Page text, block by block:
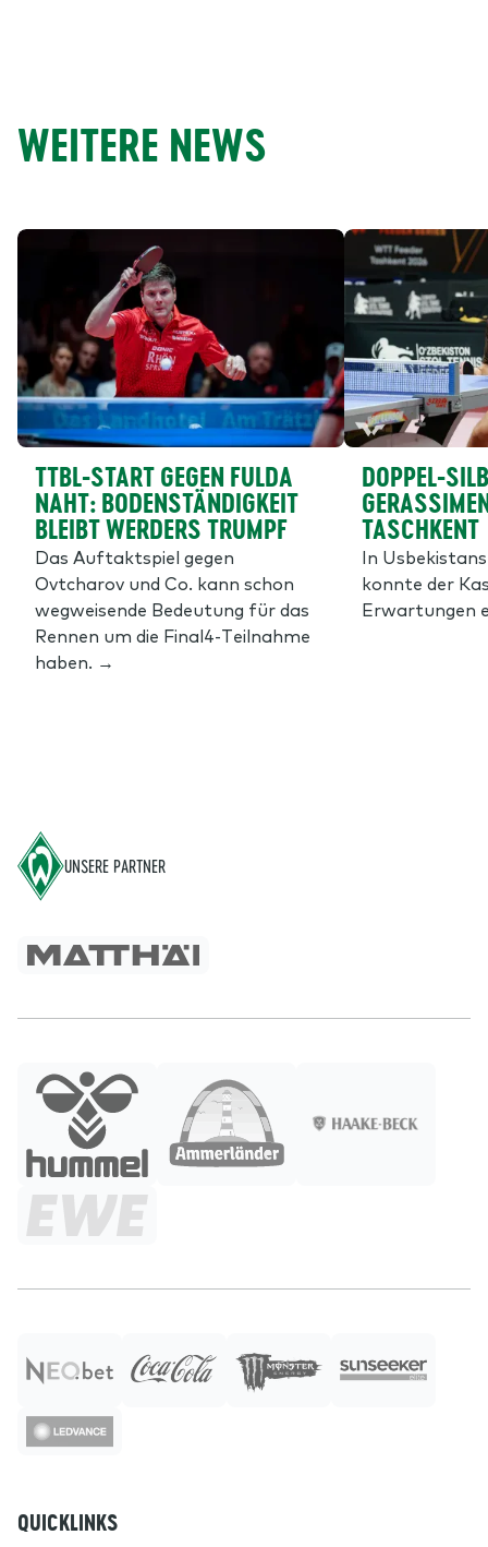
WEITERE NEWS
TTBL-START GEGEN FULDA
NAHT: BODENSTÄNDIGKEIT
BLEIBT WERDERS TRUMPF
Das Auftaktspiel gegen
Ovtcharov und Co. kann schon
wegweisende Bedeutung für das
Rennen um die Final4-Teilnahme
haben. →
DOPPEL-
TASCHKENT
In
konnte der
Erwartungen
UNSERE PARTNER
QUICKLINKS